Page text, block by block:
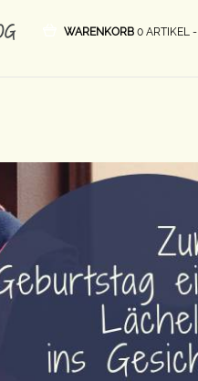
WARENKORB 0 ARTIKEL -